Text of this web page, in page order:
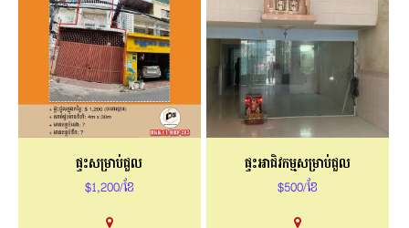
ផ្ទះសម្រាប់ជួល
$1,200/ខែ
ផ្ទះអាជិវកម្មសម្រាប់ជួល
$500/ខែ